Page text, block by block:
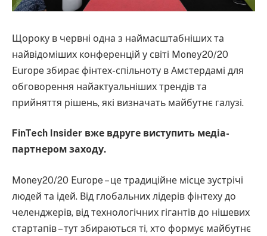
Щороку в червні одна з наймасштабніших та
найвідоміших конференцій у світі Money20/20
Europe збирає фінтех-спільноту в Амстердамі для
обговорення найактуальніших трендів та
прийняття рішень, які визначать майбутнє галузі.
FinTech Insider вже вдруге виступить медіа-
партнером заходу.
Money20/20 Europe – це традиційне місце зустрічі
людей та ідей. Від глобальних лідерів фінтеху до
челенджерів, від технологічних гігантів до нішевих
стартапів – тут збираються ті, хто формує майбутнє